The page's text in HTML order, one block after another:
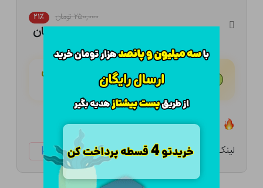
۲۵۰,۰۰۰ تومان ۲۱٪
۱۹۷,۵۰۰ تومان
هـر قسط با تــرب‌پــی:
تعداد ۰ عدد در انبار موجود است
لینک کوتاه: ketabtala.com/sbp-41516